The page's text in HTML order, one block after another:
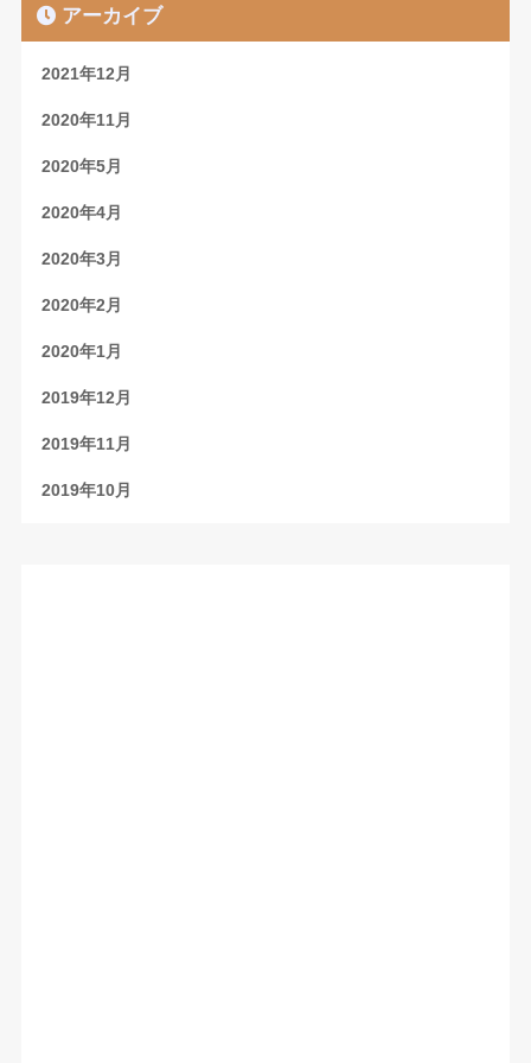
アーカイブ
2021年12月
2020年11月
2020年5月
2020年4月
2020年3月
2020年2月
2020年1月
2019年12月
2019年11月
2019年10月